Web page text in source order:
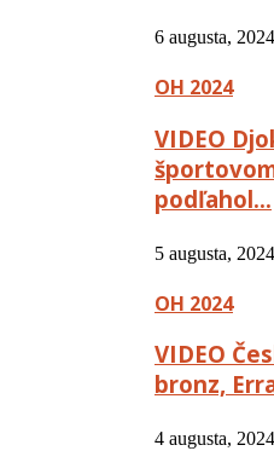
6 augusta, 2024
OH 2024
VIDEO
podľahol…
5 augusta, 2024
OH 2024
VIDEO
bronz,
4 augusta, 2024